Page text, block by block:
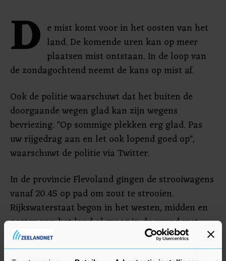
D e mist komt voor in het oosten van het
land. De komende uren kan op meer
plaatsen mist ontstaan. In de loop van
de zondagochtend neemt de kans op mist af.
Ook de politie waarschuwt dat het buiten de
doorgaande wegen glad kan zijn wegens
bevriezing. "Op sommige plekken erg glad. Pas
uw rijgedrag aan en let ook lopend goed op",
waarschuwt de politie via Twitter.
In de provincie Flevoland gingen de strooiwagens
vanaf 20.45 op pad om zout te strooien.
Rijkswaterstaat begon in het westen, midden en
oosten van het land al vroeg in de avond met
strooien.